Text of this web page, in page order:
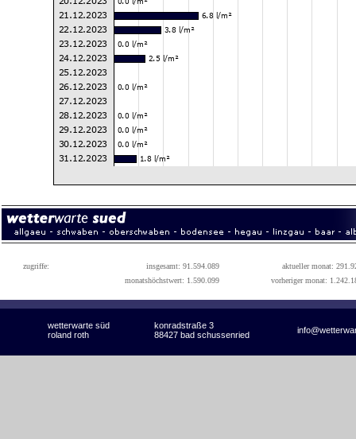
zugriffe: insgesamt: 91.594.089
aktueller monat:
monatshöchstwert: 1.590.099
vorheriger monat:
wetterwarte süd konradstraße 3
roland roth 88427 bad schussenried